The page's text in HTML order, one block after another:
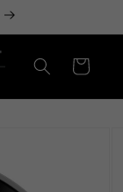
Warenkorb